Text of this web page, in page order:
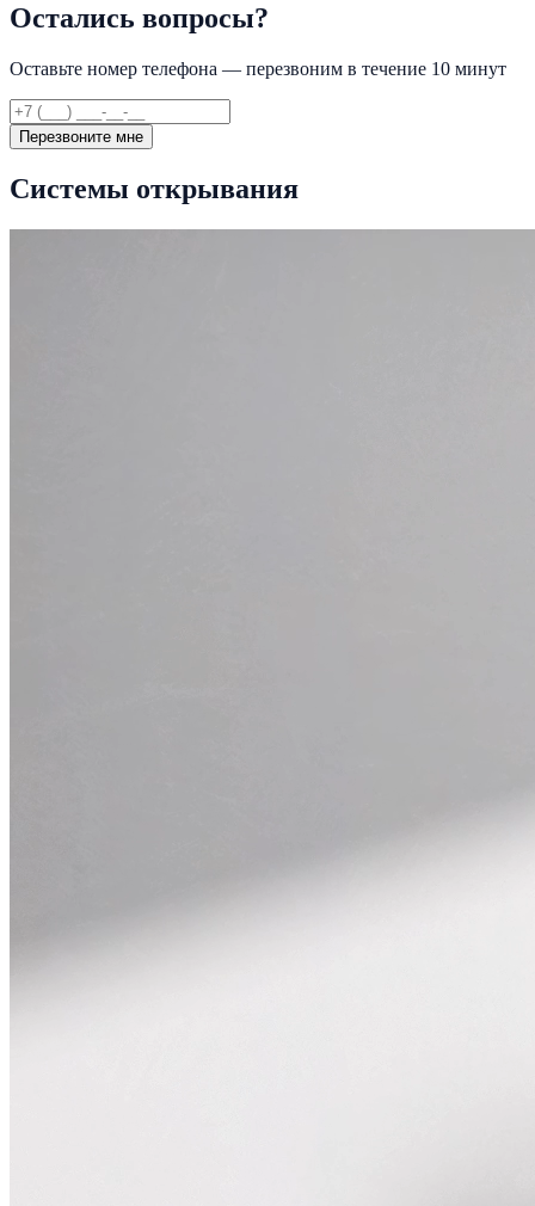
Остались вопросы?
Оставьте номер телефона — перезвоним в течение 10 минут
Перезвоните мне
Системы открывания